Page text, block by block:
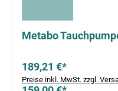
Metabo
189,21 €*
Preise inkl. MwSt. zzgl.